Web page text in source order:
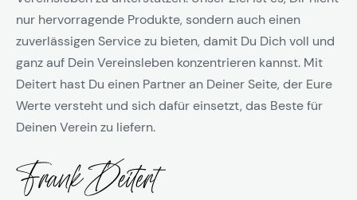
nur hervorragende Produkte, sondern auch einen
zuverlässigen Service zu bieten, damit Du Dich voll und
ganz auf Dein Vereinsleben konzentrieren kannst. Mit
Deitert hast Du einen Partner an Deiner Seite, der Eure
Werte versteht und sich dafür einsetzt, das Beste für
Deinen Verein zu liefern.